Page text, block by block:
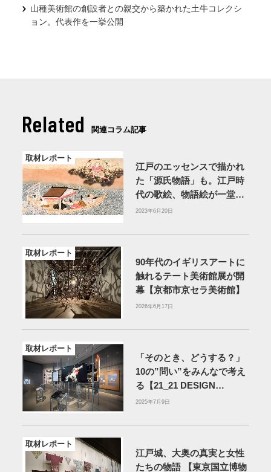
山種美術館の創設者との親交から築かれた土牛コレクシ
ョン。代表作を一挙公開
Related 関連コラム記事
取材レポート
江戸のエッセンスで描かれ
た「源氏物語」も。江戸時
代の歌絵、物語絵が一堂に
【泉屋博古館】
2023年6月20日
取材レポート
90年代のイギリスアートに
触れるテート美術館展が開
幕【京都市京セラ美術館】
2026年6月17日
取材レポート
「そのとき、どうする？」
10の”問い”をみんなで考え
る【21_21 DESIGN
SIGHT】
2025年7月9日
取材レポート
江戸城、大奥の真実と女性
たちの物語 【東京国立博物